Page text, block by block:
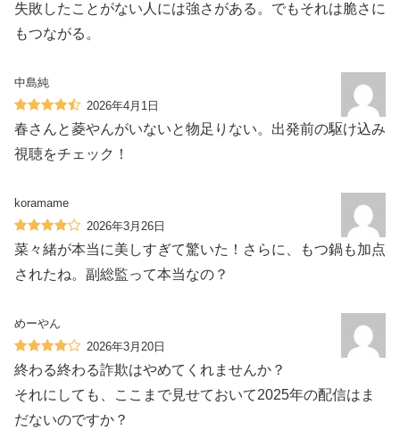
失敗したことがない人には強さがある。でもそれは脆さに
もつながる。
中島純
2026年4月1日
春さんと菱やんがいないと物足りない。出発前の駆け込み
視聴をチェック！
koramame
2026年3月26日
菜々緒が本当に美しすぎて驚いた！さらに、もつ鍋も加点
されたね。副総監って本当なの？
めーやん
2026年3月20日
終わる終わる詐欺はやめてくれませんか？
それにしても、ここまで見せておいて2025年の配信はま
だないのですか？